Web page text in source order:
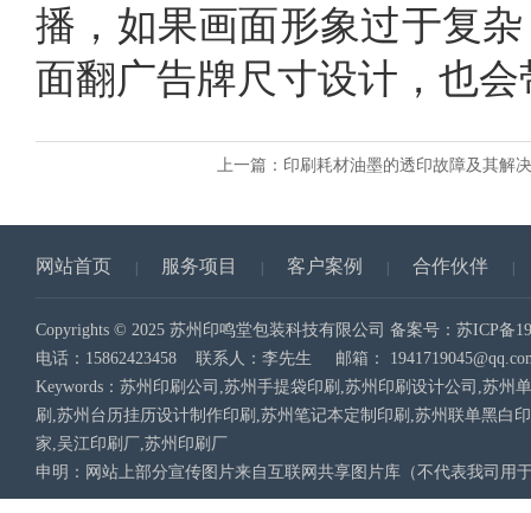
播，如果画面形象过于复
面翻广告牌尺寸设计，也
上一篇： 印刷耗材油墨的透印故障及其解
网站首页 服务项目 客户案例 合作伙伴
Copyrights © 2025 苏州印鸣堂包装科技有限公司 备案号： 苏ICP备
电话：15862423458 联系人：李先生 邮箱：
Keywords：苏州印刷公司,苏州手提袋印刷,苏州印刷设计公司,苏
刷,苏州台历挂历设计制作印刷,苏州笔记本定制印刷,苏州联单黑白
家,吴江印刷厂,苏州印刷厂
申明：网站上部分宣传图片来自互联网共享图片库（不代表我司用